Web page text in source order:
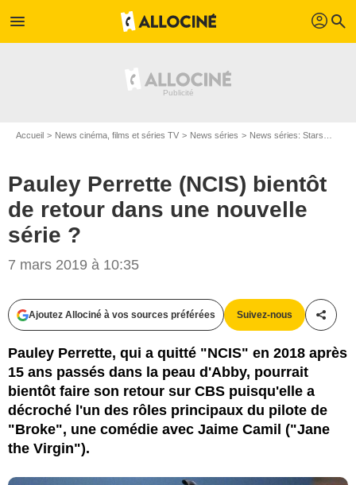
menu profil search
Accueil News cinéma, films et séries TV News séries News séries: Stars
Pauley Perrette (NCIS) bientôt
de retour dans une nouvelle
série ?
7 mars 2019 à 10:35
Ajoutez Allociné à vos sources préférées Suivez-nous
Pauley Perrette, qui a quitté "NCIS" en 2018 après
15 ans passés dans la peau d'Abby, pourrait
bientôt faire son retour sur CBS puisqu'elle a
décroché l'un des rôles principaux du pilote de
"Broke", une comédie avec Jaime Camil ("Jane
the Virgin").